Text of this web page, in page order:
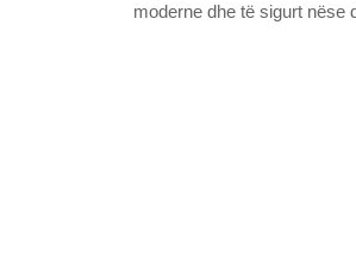
moderne dhe të sigurt nëse